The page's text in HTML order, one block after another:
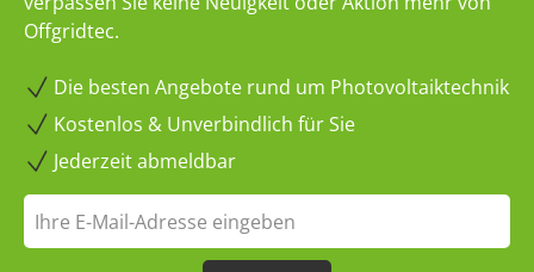
Offgridtec.
Die besten Angebote rund um Photovoltaiktechnik
Kostenlos & Unverbindlich für Sie
Jederzeit abmeldbar